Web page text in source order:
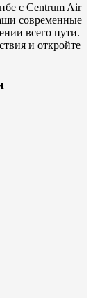
с Centrum Air
современные
всего пути.
и откройте